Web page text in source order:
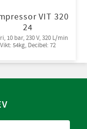
VIT 320
24
10 bar, 230 V, 320 L/min
Vikt: 54kg, Decibel: 72